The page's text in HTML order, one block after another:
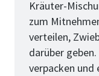
Kräuter-
zum
verteilen,
darüber
verpacken und